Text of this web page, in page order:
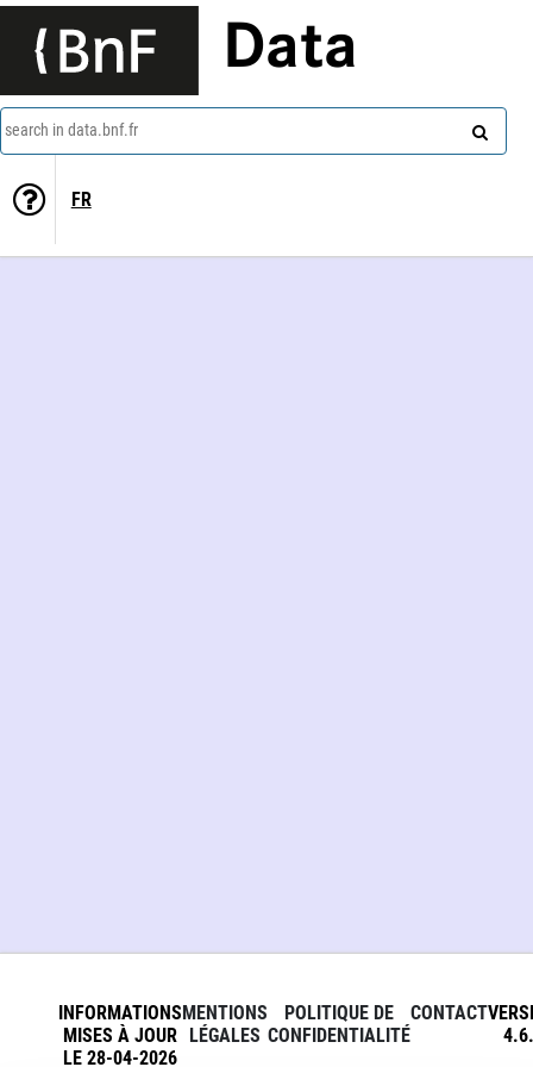
Data
search in data.bnf.fr
FR
INFORMATIONS
MISES À JOUR
LE 28-04-2026
MENTIONS
LÉGALES
POLITIQUE DE
CONFIDENTIALITÉ
CONTACT